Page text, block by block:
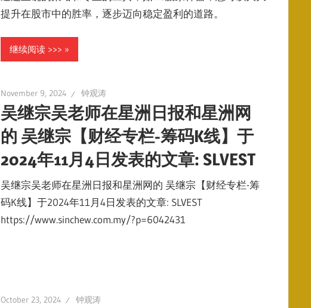
提升在股市中的胜率，逐步迈向稳定盈利的道路。
继续阅读 >>>
November 9, 2024 钟观涛
吴继宗吴老师在星洲日报和星洲网
的 吴继宗【财经专栏-筹码K线】于
2024年11月4日发表的文章: SLVEST
吴继宗吴老师在星洲日报和星洲网的 吴继宗【财经专栏-筹
码K线】于2024年11月4日发表的文章: SLVEST
https://www.sinchew.com.my/?p=6042431
October 23, 2024 钟观涛